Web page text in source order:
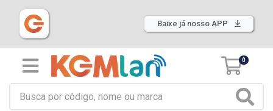
Baixe já nosso APP
0